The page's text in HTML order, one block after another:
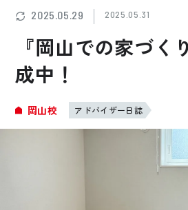
ご利用は無
お近くの
ホーム
2025.05.29 2025.05.31
『岡山での家づく
成中！
岡山校 アドバイザー日誌